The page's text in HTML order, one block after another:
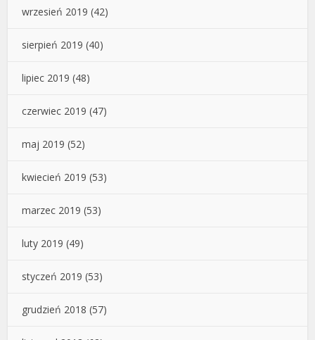
wrzesień 2019 (42)
sierpień 2019 (40)
lipiec 2019 (48)
czerwiec 2019 (47)
maj 2019 (52)
kwiecień 2019 (53)
marzec 2019 (53)
luty 2019 (49)
styczeń 2019 (53)
grudzień 2018 (57)